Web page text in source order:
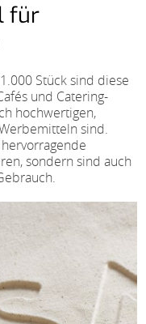
für
Stück sind diese
und Catering-
hochwertigen,
sind.
sondern sind auch